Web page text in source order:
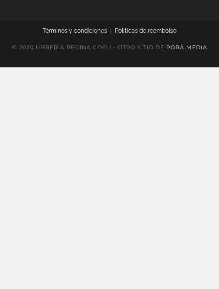
Términos y condiciones Políticas de reembolso
© 2020 LIBRERÍA REGINA COELI - OTRO SITIO DE PORÁ MEDIA